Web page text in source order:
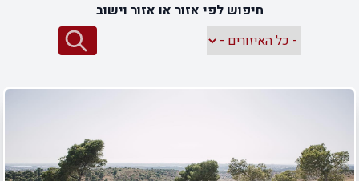
עליכם ביותר בהתאם לכל מרכיבי האירוח וההפקה הנחוצים לכם.
בדף המידע של כל אחד מאותם מקומות מיוחדים לאירועים
ברשימה, ממתינה לכם גם גלריית תמונות מאירועים שונים שהתקיימו
מקום מיוחד לאירועים. חשוב לנו שתדעו שאנו מעדכנים את רשימת
חיפוש לפי אזור או אזור וישוב